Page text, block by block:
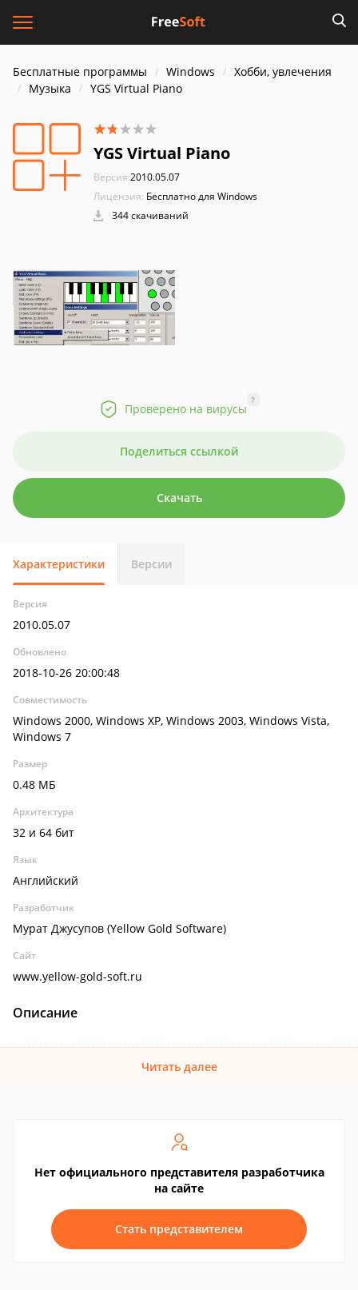
Бесплатные программы Windows
Хобби, увлечения
Музыка
YGS Virtual Piano
YGS Virtual Piano
Версия:2010.05.07
Лицензия: Бесплатно для Windows
344 скачиваний
Проверено на вирусы
?
Поделиться ссылкой
Скачать
Характеристики Версии
Версия
2010.05.07
Обновлено
2018-10-26 20:00:48
Совместимость
Windows 2000, Windows XP, Windows 2003, Windows Vista,
Windows 7
Размер
0.48 МБ
Архитектура
32 и 64 бит
Язык
Английский
Разработчик
Мурат Джусупов (Yellow Gold Software)
Сайт
www.yellow-gold-soft.ru
Описание
Читать далее
Нет официального представителя разработчика
на сайте
Стать представителем